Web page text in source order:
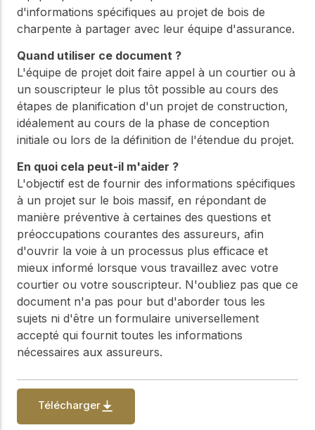
meilleures pratiques.
Réseau
d'innovation
dans le domaine
du bois
Connectez-vous avec
des professionnels et
explorez des idées de
pointe qui stimulent
l'innovation dans la
construction en bois et
la durabilité.
connectez-vous pour
obtenir du support
d'experts et accéder à
des ressources pratiques
d'informations spécifiques au projet de bois de
charpente à partager avec leur équipe d'assurance.
Quand utiliser ce document ?
L'équipe de projet doit faire appel à un courtier ou à
un souscripteur le plus tôt possible au cours des
étapes de planification d'un projet de construction,
idéalement au cours de la phase de conception
initiale ou lors de la définition de l'étendue du projet.
En quoi cela peut-il m'aider ?
L'objectif est de fournir des informations spécifiques
à un projet sur le bois massif, en répondant de
manière préventive à certaines des questions et
préoccupations courantes des assureurs, afin
d'ouvrir la voie à un processus plus efficace et
mieux informé lorsque vous travaillez avec votre
courtier ou votre souscripteur. N'oubliez pas que ce
document n'a pas pour but d'aborder tous les
sujets ni d'être un formulaire universellement
accepté qui fournit toutes les informations
nécessaires aux assureurs.
Télécharger